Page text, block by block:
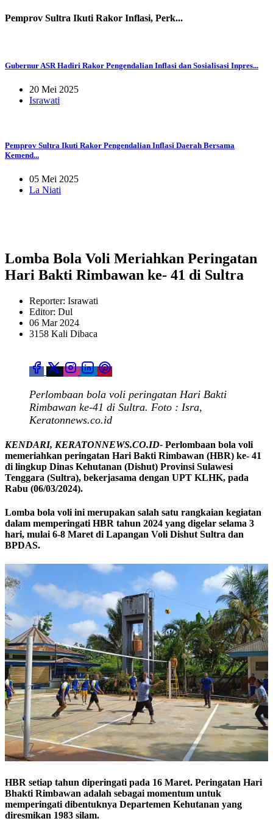
Pemprov Sultra Ikuti Rakor Inflasi, Perk...
Gubernur ASR Hadiri Rakor Pengendalian Inflasi dan Sosialisasi Inpres...
20 Mei 2025
Israwati
Pemprov Sultra Ikuti Rakor Pengendalian Inflasi Daerah Bersama
Kemend...
05 Mei 2025
La Niati
Lomba Bola Voli Meriahkan Peringatan
Hari Bakti Rimbawan ke- 41 di Sultra
Reporter: Israwati
Editor: Dul
06 Mar 2024
3158 Kali Dibaca
Perlombaan bola voli peringatan Hari Bakti
Rimbawan ke-41 di Sultra. Foto : Isra,
Keratonnews.co.id
KENDARI, KERATONNEWS.CO.ID- Perlombaan bola voli
memeriahkan peringatan Hari Bakti Rimbawan (HBR) ke- 41
di lingkup Dinas Kehutanan (Dishut) Provinsi Sulawesi
Tenggara (Sultra), bekerjasama dengan UPT KLHK, pada
Rabu (06/03/2024).
Lomba bola voli ini merupakan salah satu rangkaian kegiatan
dalam memperingati HBR tahun 2024 yang digelar selama 3
hari, mulai 6-8 Maret di Lapangan Voli Dishut Sultra dan
BPDAS.
HBR setiap tahun diperingati pada 16 Maret. Peringatan Hari
Bhakti Rimbawan adalah sebagai momentum untuk
memperingati dibentuknya Departemen Kehutanan yang
diresmikan 1983 silam.